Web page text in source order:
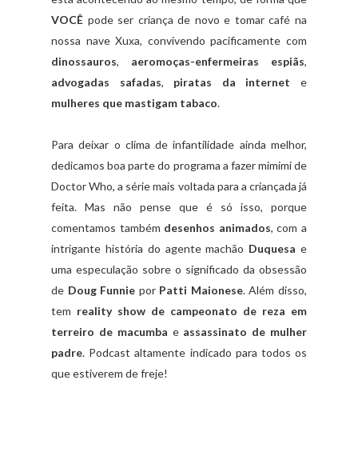
VOCÊ pode ser criança de novo e tomar café na
nossa nave Xuxa, convivendo pacificamente com
dinossauros, aeromoças-enfermeiras espiãs,
advogadas safadas, piratas da internet e
mulheres que mastigam tabaco.
Para deixar o clima de infantilidade ainda melhor,
dedicamos boa parte do programa a fazer mimimi de
Doctor Who, a série mais voltada para a criançada já
feita. Mas não pense que é só isso, porque
comentamos também desenhos animados, com a
intrigante história do agente machão Duquesa e
uma especulação sobre o significado da obsessão
de Doug Funnie por Patti Maionese. Além disso,
tem reality show de campeonato de reza em
terreiro de macumba e assassinato de mulher
padre. Podcast altamente indicado para todos os
que estiverem de freje!